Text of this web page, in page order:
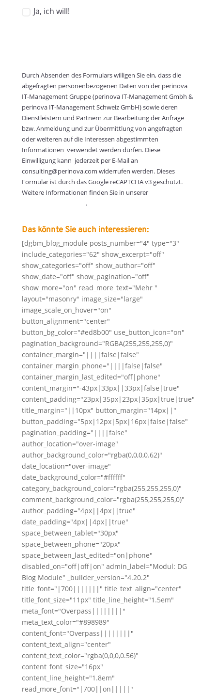
Ja, ich will!
Durch Absenden des Formulars willigen Sie ein, dass die
abgefragten personenbezogenen Daten von der perinova
IT-Management Gruppe (perinova IT-Management Gmbh &
perinova IT-Management Schweiz GmbH) sowie deren
Dienstleistern und Partnern zur Bearbeitung der Anfrage
bzw. Anmeldung und zur Übermittlung von angefragten
oder weiteren auf die Interessen abgestimmten
Informationen verwendet werden dürfen. Diese
Einwilligung kann jederzeit per E-Mail an
consulting@perinova.com widerrufen werden. Dieses
Formular ist durch das Google reCAPTCHA v3 geschützt.
Weitere Informationen finden Sie in unserer
.
Das könnte Sie auch interessieren:
[dgbm_blog_module posts_number="4" type="3"
include_categories="62" show_excerpt="off"
show_categories="off" show_author="off"
show_date="off" show_pagination="off"
show_more="on" read_more_text="Mehr "
layout="masonry" image_size="large"
image_scale_on_hover="on"
button_alignment="center"
button_bg_color="#ed8b00" use_button_icon="on"
pagination_background="RGBA(255,255,255,0)"
container_margin="||||false|false"
container_margin_phone="||||false|false"
container_margin_last_edited="off|phone"
content_margin="-43px|33px||33px|false|true"
content_padding="23px|35px|23px|35px|true|true"
title_margin="||10px" button_margin="14px||"
button_padding="5px|12px|5px|16px|false|false"
pagination_padding="||||false"
author_location="over-image"
author_background_color="rgba(0,0,0,0.62)"
date_location="over-image"
date_background_color="#ffffff"
category_background_color="rgba(255,255,255,0)"
comment_background_color="rgba(255,255,255,0)"
author_padding="4px||4px||true"
date_padding="4px||4px||true"
space_between_tablet="30px"
space_between_phone="20px"
space_between_last_edited="on|phone"
disabled_on="off|off|on" admin_label="Modul: DG
Blog Module" _builder_version="4.20.2"
title_font="|700|||||||" title_text_align="center"
title_font_size="11px" title_line_height="1.5em"
meta_font="Overpass||||||||"
meta_text_color="#898989"
content_font="Overpass||||||||"
content_text_align="center"
content_text_color="rgba(0,0,0,0.56)"
content_font_size="16px"
content_line_height="1.8em"
read_more_font="|700||on|||||"